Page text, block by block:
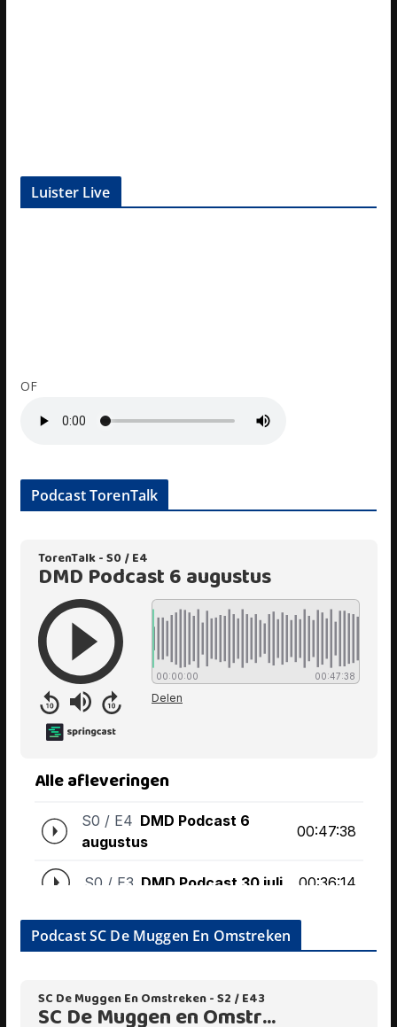
Luister Live
OF
Podcast TorenTalk
Podcast SC De Muggen En Omstreken